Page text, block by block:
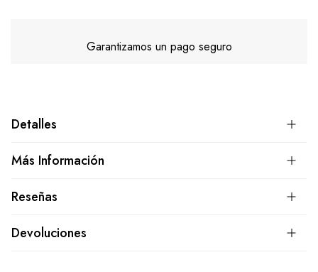
Garantizamos un pago seguro
Detalles
Más Información
Reseñas
Devoluciones